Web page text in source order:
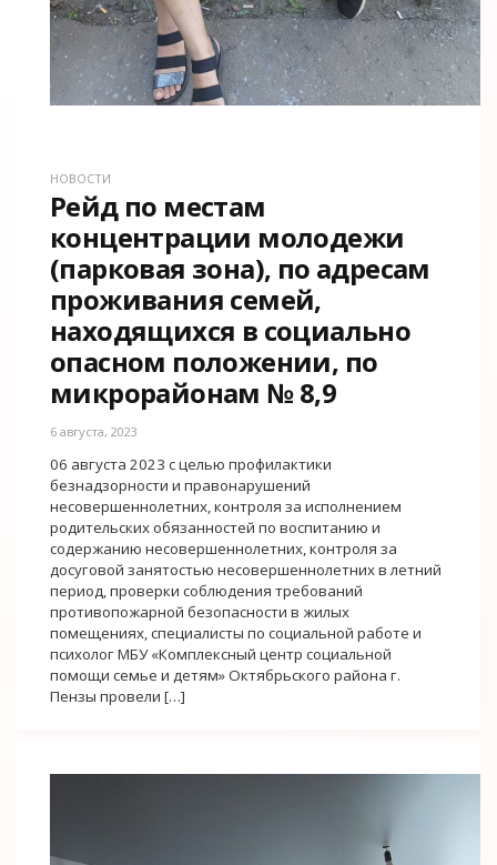
НОВОСТИ
Рейд по местам
концентрации молодежи
(парковая зона), по адресам
проживания семей,
находящихся в социально
опасном положении, по
микрорайонам № 8,9
6 августа, 2023
06 августа 2023 с целью профилактики
безнадзорности и правонарушений
несовершеннолетних, контроля за исполнением
родительских обязанностей по воспитанию и
содержанию несовершеннолетних, контроля за
досуговой занятостью несовершеннолетних в летний
период, проверки соблюдения требований
противопожарной безопасности в жилых
помещениях, специалисты по социальной работе и
психолог МБУ «Комплексный центр социальной
помощи семье и детям» Октябрьского района г.
Пензы провели […]